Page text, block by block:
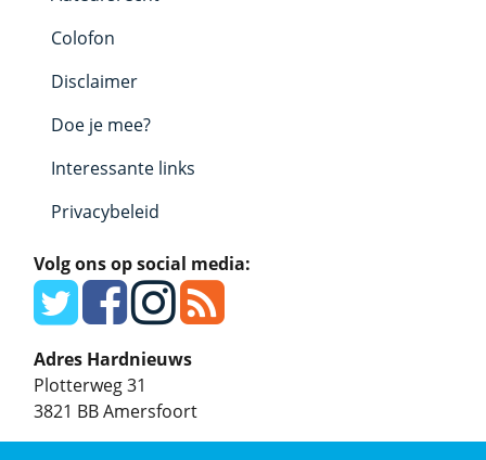
Colofon
Disclaimer
Doe je mee?
Interessante links
Privacybeleid
Volg ons op social media:
Adres Hardnieuws
Plotterweg 31
3821 BBAmersfoort